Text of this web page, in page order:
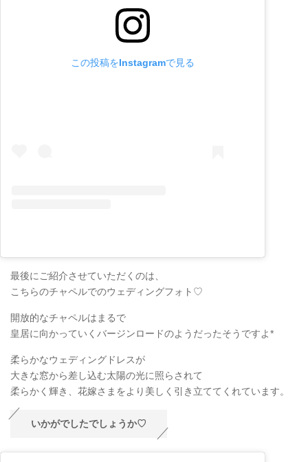
この投稿をInstagramで見る
最後にご紹介させていただくのは、
こちらのチャペルでのウェディングフォト♡
開放的なチャペルはまるで
皇居に向かっていくバージンロードのようだったそうですよ*
柔らかなウェディングドレスが
大きな窓から差し込む太陽の光に照らされて
柔らかく輝き、花嫁さまをより美しく引き立ててくれています。
いかがでしたでしょうか♡